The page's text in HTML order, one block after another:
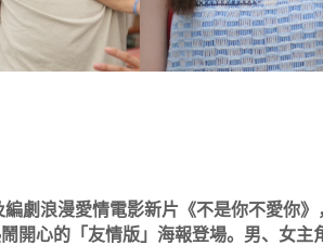
劇浪漫愛情電影新片《不是你不愛你》
開心的「 友情版」海報登場。男、女主